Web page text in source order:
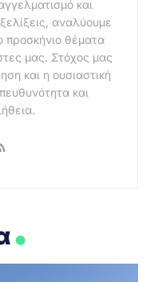
και
αναλύουμε
προσκήνιο θέματα
μας. Στόχος μας
και η ουσιαστική
και
.